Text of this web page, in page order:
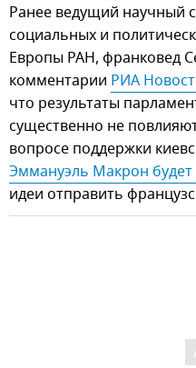
Ранее ведущий научный
социальных и
Европы РАН, франковед
комментарии РИА
что результаты
существенно не
вопросе поддержки
Эммануэль Макрон
идеи отправить